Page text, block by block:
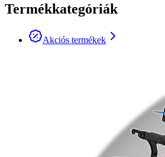
Termékkategóriák
Akciós termékek